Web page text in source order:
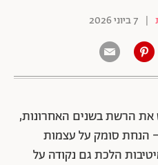
| 7 ביוני 2026
את הרשת בשנים האחרונות,
הנחת סומק על עצמות
הלכת גם נקודה על